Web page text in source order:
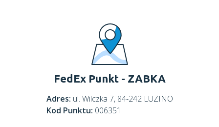
FedEx Punkt - ZABKA
Adres: ul. Wilczka 7, 84-242 LUZINO
Kod Punktu: 006351